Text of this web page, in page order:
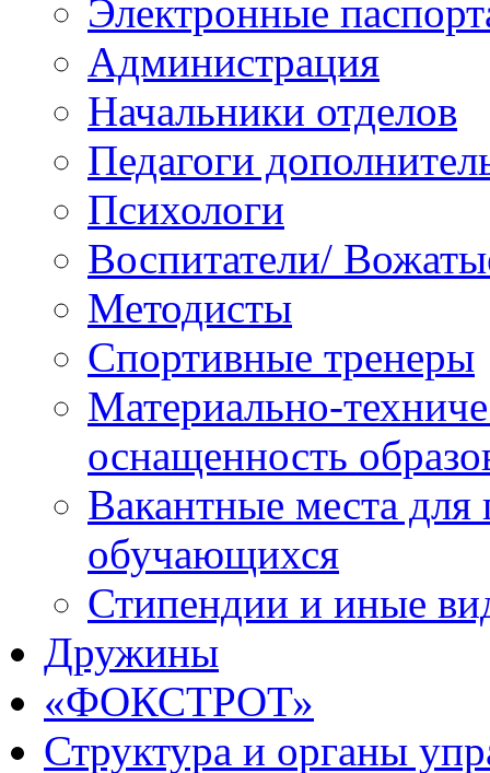
Электронные
Администрация
Начальники отделов
Педагоги
Психологи
Воспитатели/
Методисты
Спортивные тренеры
Материально-
оснащенность
Вакантные места для
обучающихся
Стипендии и иные
Дружины
«ФОКСТРОТ»
Структура и органы